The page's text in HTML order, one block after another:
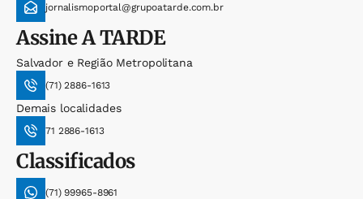
jornalismoportal@grupoatarde.com.br
AssineA TARDE
Salvador e Região Metropolitana
(71) 2886-1613
Demais localidades
71 2886-1613
Classificados
(71) 99965-8961